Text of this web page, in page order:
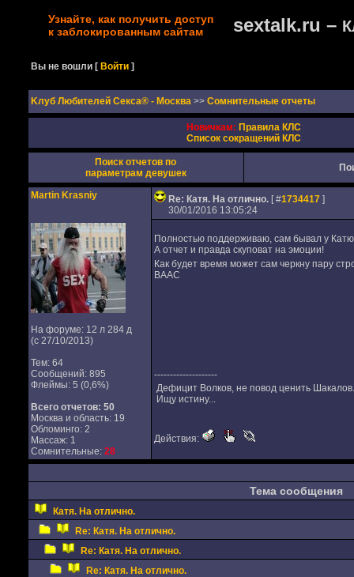
Узнайте, как получить доступ
к заблокированным сайтам
sextalk.ru –
Вы не вошли [Войти ]
Kлуб Любителей Секса® - Москва >> Сомнительные отчеты
Новичкам: Правила КЛС
Список сокращений КЛС
Поиск отчетов по
параметрам девушек
Martin Krasniy
На форуме: 12 л 284 д
(с 27/10/2013)
Тем: 64
Сообщений: 895
Флеймы: 5 (0,6%)
Всего отчетов: 50
Москва и область: 19
Обломинго: 2
Массаж: 1
Сомнительные: 28
Re: Катя. На отлично. [ #1734417]
30/01/2016 13:05:24
Полностью поддерживаю, сам бывал у
А отчет и правда скуповат на эмоции!
Как будет время может сам черкну пару
ВААС
--------------------
Дефицит Волков, не повод ценить
Ищу истину...
Действия:
Тема сообщения
Катя. На отлично.
Re: Катя. На отлично.
Re: Катя. На отлично.
Re: Катя. На отлично.